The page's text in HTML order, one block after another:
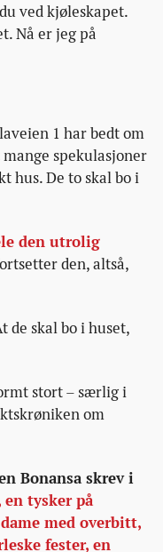
ved kjøleskapet.
Nå er jeg på
1 har bedt om
spekulasjoner
hus. De to skal bo i
den utrolig
den, altså,
de skal bo i huset,
stort – særlig i
om
Bonansa skrev i
en tysker på
med overbitt,
fester, en